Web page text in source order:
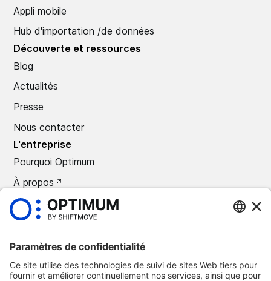
Appli mobile
Hub d'importation /de données
Découverte et ressources
Blog
Actualités
Presse
Nous contacter
L'entreprise
Pourquoi Optimum
À propos
CARRIÈRES
Presse
©2026Optimum Automotive